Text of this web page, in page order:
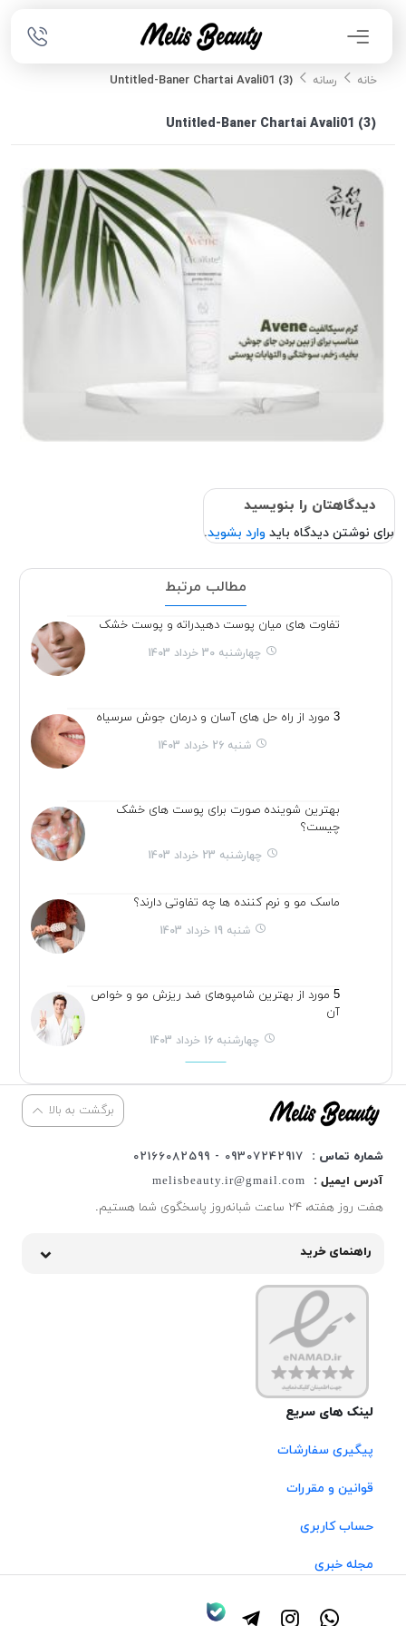
خانه رسانه Untitled-Baner Chartai Avali01 (3)
Untitled-Baner Chartai Avali01 (3)
دیدگاهتان را بنویسید
برای نوشتن دیدگاه باید وارد بشوید.
مطالب مرتبط
تفاوت های میان پوست دهیدراته و پوست خشک
چهارشنبه 30 خرداد 1403
3 مورد از راه حل های آسان و درمان جوش سرسیاه
شنبه 26 خرداد 1403
بهترین شوینده صورت برای پوست های خشک
چیست؟
چهارشنبه 23 خرداد 1403
ماسک مو و نرم کننده ها چه تفاوتی دارند؟
شنبه 19 خرداد 1403
5 مورد از بهترین شامپوهای ضد ریزش مو و خواص
آن
چهارشنبه 16 خرداد 1403
برگشت به بالا
شماره تماس :
09307242917 - 02166082599
آدرس ایمیل :
melisbeauty.ir@gmail.com
هفت روز هفته، ۲۴ ساعت شبانه‌روز پاسخگوی شما هستیم.
راهنمای خرید
لینک های سریع
پیگیری سفارشات
قوانین و مقررات
حساب کاربری
مجله خبری